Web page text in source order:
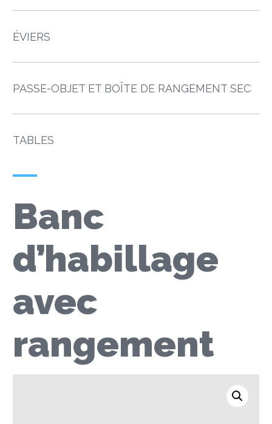
ÉVIERS
PASSE-OBJET ET BOÎTE DE RANGEMENT SEC
TABLES
Banc
d’habillage
avec
rangement